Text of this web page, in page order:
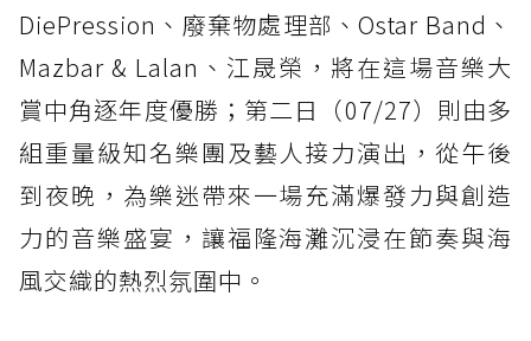
DiePression、廢棄物處理部、Ostar Band、
Mazbar & Lalan、江晟榮，將在這場音樂大
賞中角逐年度優勝；第二日（07/27）則由多
組重量級知名樂團及藝人接力演出，從午後
到夜晚，為樂迷帶來一場充滿爆發力與創造
力的音樂盛宴，讓福隆海灘沉浸在節奏與海
風交織的熱烈氛圍中。